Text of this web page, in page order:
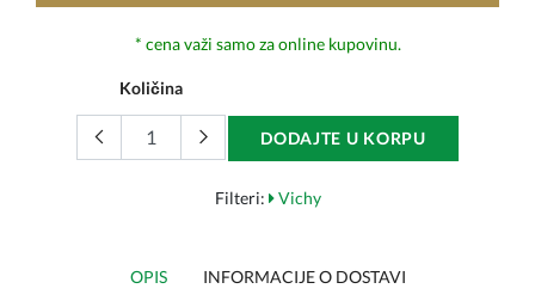
* cena važi samo za online kupovinu.
Količina
DODAJTE U KORPU
Filteri: Vichy
OPIS INFORMACIJE O DOSTAVI